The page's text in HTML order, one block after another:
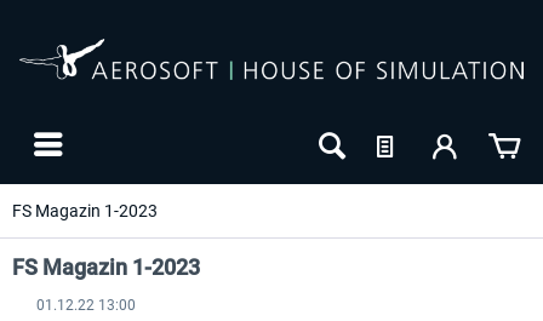
FS Magazin 1-2023
FS Magazin 1-2023
01.12.22 13:00